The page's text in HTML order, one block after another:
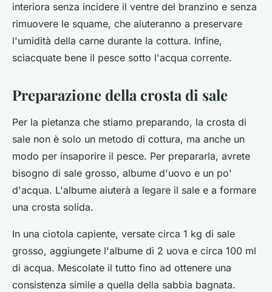
interiora senza incidere il ventre del branzino e senza
rimuovere le squame, che aiuteranno a preservare
l'umidità della carne durante la cottura. Infine,
sciacquate bene il pesce sotto l'acqua corrente.
Preparazione della crosta di sale
Per la pietanza che stiamo preparando, la crosta di
sale non è solo un metodo di cottura, ma anche un
modo per insaporire il pesce. Per prepararla, avrete
bisogno di sale grosso, albume d'uovo e un po'
d'acqua. L'albume aiuterà a legare il sale e a formare
una crosta solida.
In una ciotola capiente, versate circa 1 kg di sale
grosso, aggiungete l'albume di 2 uova e circa 100 ml
di acqua. Mescolate il tutto fino ad ottenere una
consistenza simile a quella della sabbia bagnata.